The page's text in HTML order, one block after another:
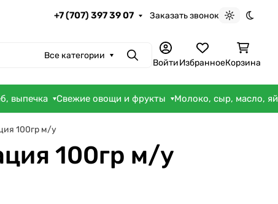
+7 (707) 397 39 07 Заказать звонок
Светлая
Все категории ПоискВойтиИзбранноеКорзина
выпечка Свежие овощи и фрукты Молоко, сыр, масло,
100гр м/у
100гр м/у